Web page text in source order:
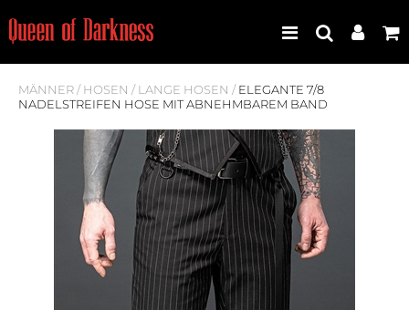
Best Seller
Neuheiten
Frauen
Männer
MÄNNER/ HOSEN / LANGE HOSEN / ELEGANTE 7/8
NADELSTREIFEN HOSE MIT ABNEHMBAREM BAND